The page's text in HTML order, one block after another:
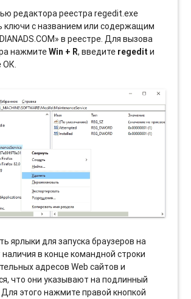
редактора реестра regedit.exe
ключи с названием или содержащим
в реестре. Для вызова
нажмитеWin + R, введите regedit и
ОК.
ярлыки для запуска браузеров на
в конце командной строки
адресов Web сайтов и
что они указывают на подлинный
Для этого нажмите правой кнопкой